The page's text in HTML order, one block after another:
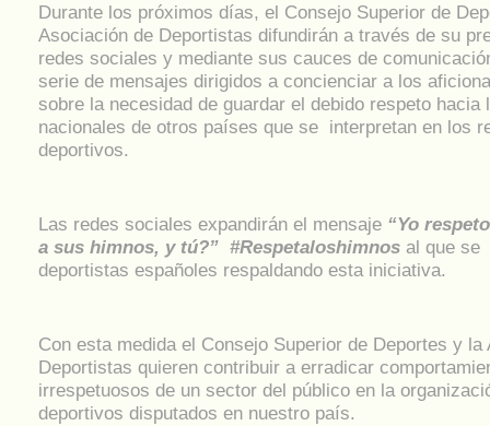
Durante los próximos días, el Consejo Superior de
Asociación de Deportistas difundirán a través de su
redes sociales y mediante sus cauces de
serie de mensajes dirigidos a concienciar a los
sobre la necesidad de guardar el debido respeto hacia
nacionales de otros países que se interpretan en los
deportivos.
Las redes sociales expandirán el mensaje “Yo
a sus himnos, y tú?” #Respetaloshimnos al que se
deportistas españoles respaldando esta iniciativa.
Con esta medida el Consejo Superior de Deportes y la
Deportistas quieren contribuir a erradicar
irrespetuosos de un sector del público en la
deportivos disputados en nuestro país.